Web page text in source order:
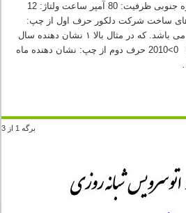
باتری 80 آمپر ساعت دوو کره جنوبی ظرفیت: 80 آمپر ساعت ولتاژ: 12
ساخت شرکت دلکور حرف اول از چپ:
نشان دهنده سال تولید باتری می باشد. که در مثال بالا ۱ نشان دهنده سال
۲۰۱۱ می باشد. مثلا: ۲>2012 0>2010 حرف دوم از چپ: نشان دهنده ماه
برگه 1 از 3